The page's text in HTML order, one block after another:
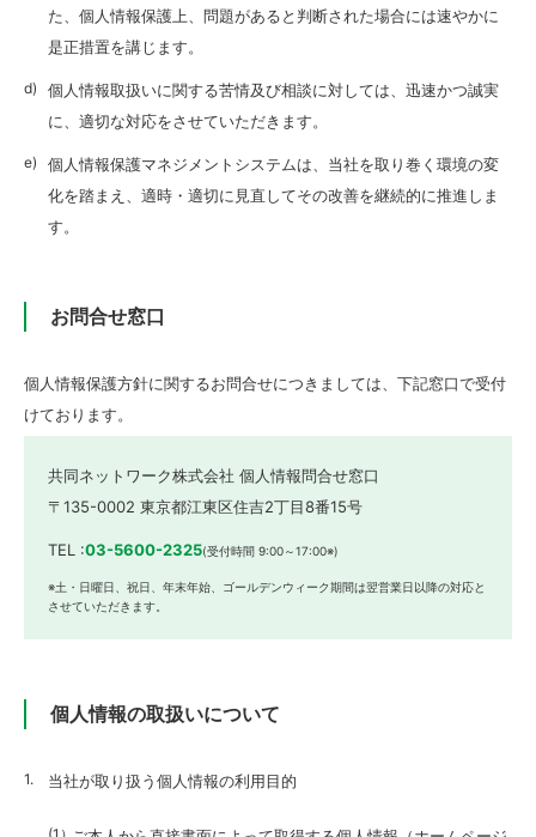
た、個人情報保護上、問題があると判断された場合には速やかに
是正措置を講じます。
個人情報取扱いに関する苦情及び相談に対しては、迅速かつ誠実
に、適切な対応をさせていただきます。
個人情報保護マネジメントシステムは、当社を取り巻く環境の変
化を踏まえ、適時・適切に見直してその改善を継続的に推進しま
す。
お問合せ窓口
個人情報保護方針に関するお問合せにつきましては、下記窓口で受付
けております。
共同ネットワーク株式会社 個人情報問合せ窓口
〒135-0002 東京都江東区住吉2丁目8番15号
TEL :03-5600-2325(受付時間 9:00～17:00※)
※土・日曜日、祝日、年末年始、ゴールデンウィーク期間は翌営業日以降の対応と
させていただきます。
個人情報の取扱いについて
当社が取り扱う個人情報の利用目的